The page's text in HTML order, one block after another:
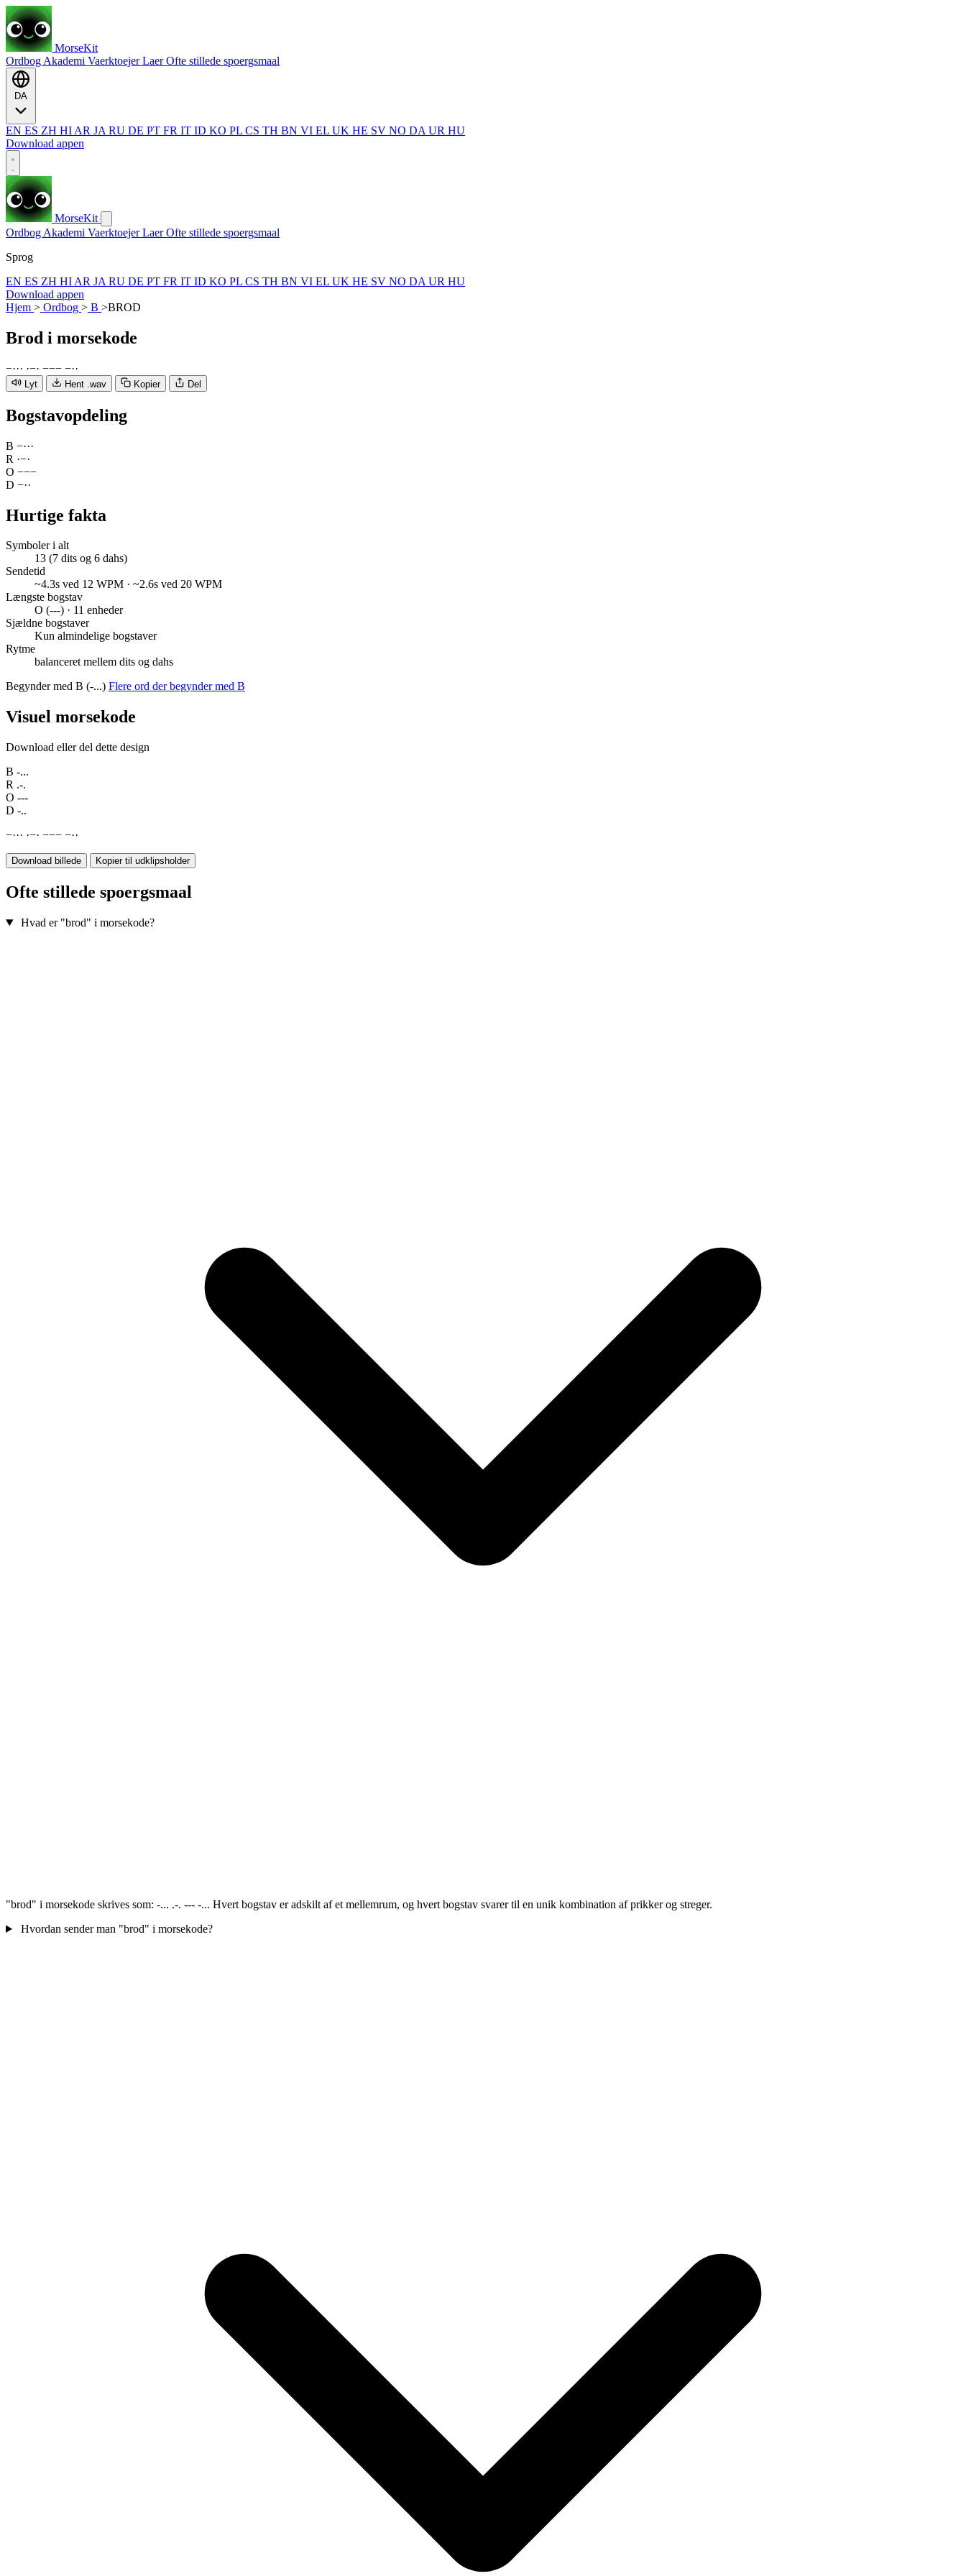
MorseKit
Ordbog Akademi VaerktoejerLaerOfte stillede spoergsmaal
EN ES ZH HI AR JA RU DE PT FR IT ID KO PL CS TH BN VI EL UK HE SV NO DA UR HU
Download appen
MorseKit
Ordbog Akademi VaerktoejerLaerOfte stillede spoergsmaal
Sprog
EN ES ZH HI AR JA RU DE PT FR IT ID KO PL CS TH BN VI EL UK HE SV NO DA UR HU
Download appen
Hjem > Ordbog > B >BROD
Brod i morsekode
−··· ·−· −−− −··
Lyt Hent .wav Kopier Del
Bogstavopdeling
B −···
R ·−·
O −−−
D −··
Hurtige fakta
Symboler i alt
13 (7 dits og 6 dahs)
Sendetid
~4.3s ved 12 WPM · ~2.6s ved 20 WPM
Længste bogstav
O (---) · 11 enheder
Sjældne bogstaver
Kun almindelige bogstaver
Rytme
balanceret mellem dits og dahs
Begynder med B (-...) Flere ord der begynder med B
Visuel morsekode
Download eller del dette design
B -...
R .-.
O ---
D -..
−··· ·−· −−− −··
Download billede Kopier til udklipsholder
Ofte stillede spoergsmaal
Hvad er "brod" i morsekode?
"brod" i morsekode skrives som: -... .-. --- -... Hvert bogstav er adskilt af et mellemrum, og hvert bogstav svarer til en unik kombination af prikker og streger.
Hvordan sender man "brod" i morsekode?